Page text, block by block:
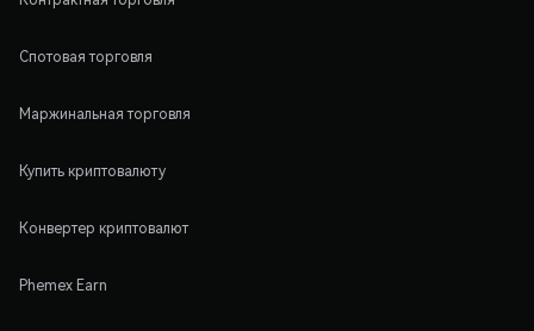
Спотовая торговля
Маржинальная торговля
Купить криптовалюту
Конвертер криптовалют
Phemex Earn